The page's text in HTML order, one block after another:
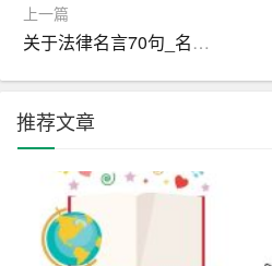
内心的真实感受，用真诚的态
澎湃的呼吁，还是细腻入微的
体验。通过情感的传递，让听
考、你的感受，从而建立起与听
诚的力量是巨大的，它能穿透人
五、台风要稳：自信从容，展现
台风是演讲的外在表现，直接影
上一篇
关于法律名言70句_名人名言精选
推荐文章